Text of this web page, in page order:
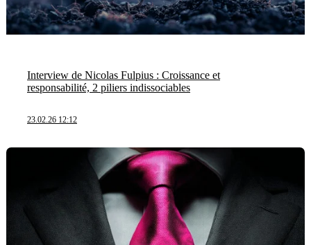
Interview de Nicolas Fulpius : Croissance et
responsabilité, 2 piliers indissociables
23.02.26 12:12